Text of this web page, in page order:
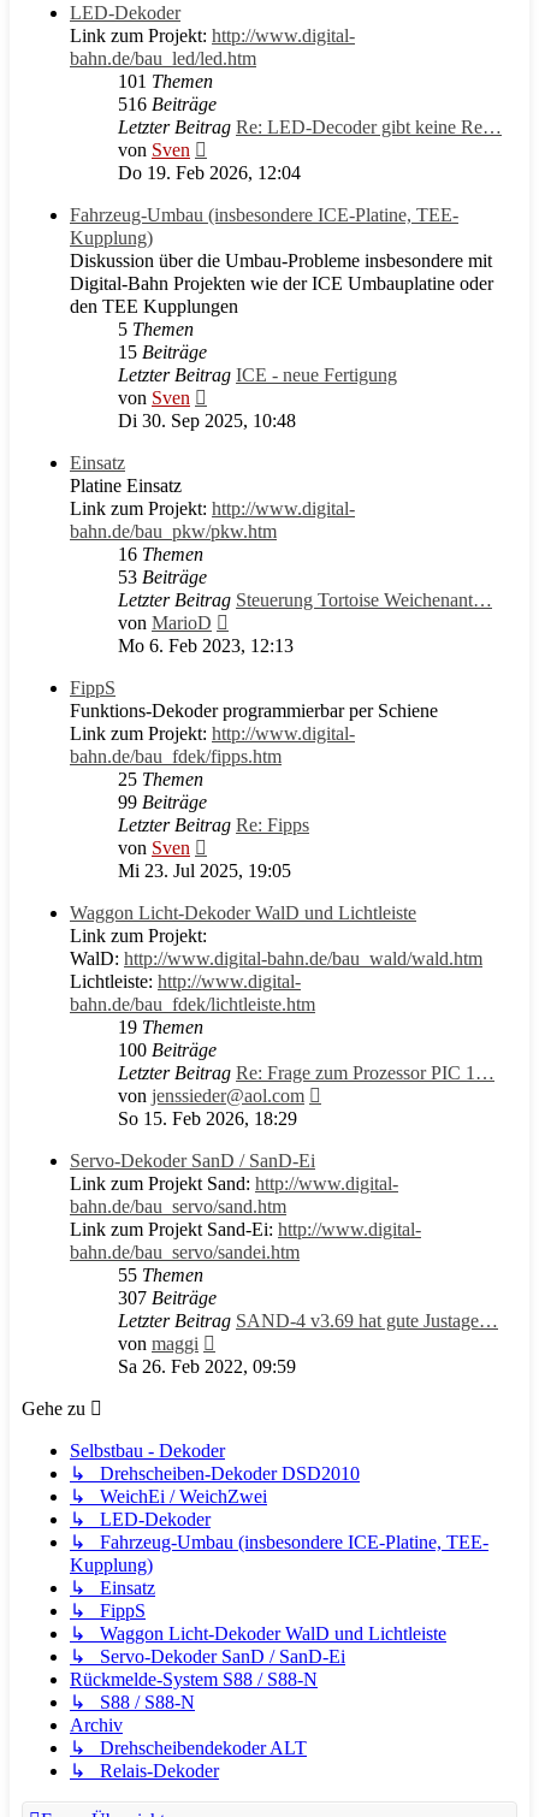
LED-Dekoder
Link zum Projekt: http://www.digital-
bahn.de/bau_led/led.htm
101 Themen
516 Beiträge
Letzter Beitrag Re: LED-Decoder gibt keine Re…
von Sven
Beitrag
Do 19. Feb 2026, 12:04
Fahrzeug-Umbau (insbesondere ICE-Platine, TEE-
Kupplung)
Diskussion über die Umbau-Probleme insbesondere mit
Digital-Bahn Projekten wie der ICE Umbauplatine oder
den TEE Kupplungen
5 Themen
15 Beiträge
Letzter Beitrag ICE - neue Fertigung
von Sven
Beitrag
Di 30. Sep 2025, 10:48
Einsatz
Platine Einsatz
Link zum Projekt: http://www.digital-
bahn.de/bau_pkw/pkw.htm
16 Themen
53 Beiträge
Letzter Beitrag Steuerung Tortoise Weichenant…
von MarioD
Beitrag
Mo 6. Feb 2023, 12:13
FippS
Funktions-Dekoder programmierbar per Schiene
Link zum Projekt: http://www.digital-
bahn.de/bau_fdek/fipps.htm
25 Themen
99 Beiträge
Letzter Beitrag Re: Fipps
von Sven
Beitrag
Mi 23. Jul 2025, 19:05
Waggon Licht-Dekoder WalD und Lichtleiste
Link zum Projekt:
WalD: http://www.digital-bahn.de/bau_wald/wald.htm
Lichtleiste: http://www.digital-
bahn.de/bau_fdek/lichtleiste.htm
19 Themen
100 Beiträge
Letzter Beitrag Re: Frage zum Prozessor PIC 1…
von jenssieder@aol.com
So 15. Feb 2026, 18:29
Servo-Dekoder SanD / SanD-Ei
Link zum Projekt Sand: http://www.digital-
bahn.de/bau_servo/sand.htm
Link zum Projekt Sand-Ei: http://www.digital-
bahn.de/bau_servo/sandei.htm
55 Themen
307 Beiträge
Letzter Beitrag SAND-4 v3.69 hat gute Justage…
von maggi
Beitrag
Sa 26. Feb 2022, 09:59
Gehe zu
Selbstbau - Dekoder
↳ Drehscheiben-Dekoder DSD2010
↳ WeichEi / WeichZwei
↳ LED-Dekoder
↳ Fahrzeug-Umbau (insbesondere ICE-Platine, TEE-
Kupplung)
↳ Einsatz
↳ FippS
↳ Waggon Licht-Dekoder WalD und Lichtleiste
↳ Servo-Dekoder SanD / SanD-Ei
Rückmelde-System S88 / S88-N
↳ S88 / S88-N
Archiv
↳ Drehscheibendekoder ALT
↳ Relais-Dekoder